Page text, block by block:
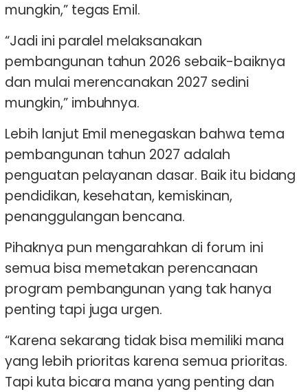
mungkin,” tegas Emil.
“Jadi ini paralel melaksanakan
pembangunan tahun 2026 sebaik-baiknya
dan mulai merencanakan 2027 sedini
mungkin,” imbuhnya.
Lebih lanjut Emil menegaskan bahwa tema
pembangunan tahun 2027 adalah
penguatan pelayanan dasar. Baik itu bidang
pendidikan, kesehatan, kemiskinan,
penanggulangan bencana.
Pihaknya pun mengarahkan di forum ini
semua bisa memetakan perencanaan
program pembangunan yang tak hanya
penting tapi juga urgen.
“Karena sekarang tidak bisa memiliki mana
yang lebih prioritas karena semua prioritas.
Tapi kuta bicara mana yang penting dan